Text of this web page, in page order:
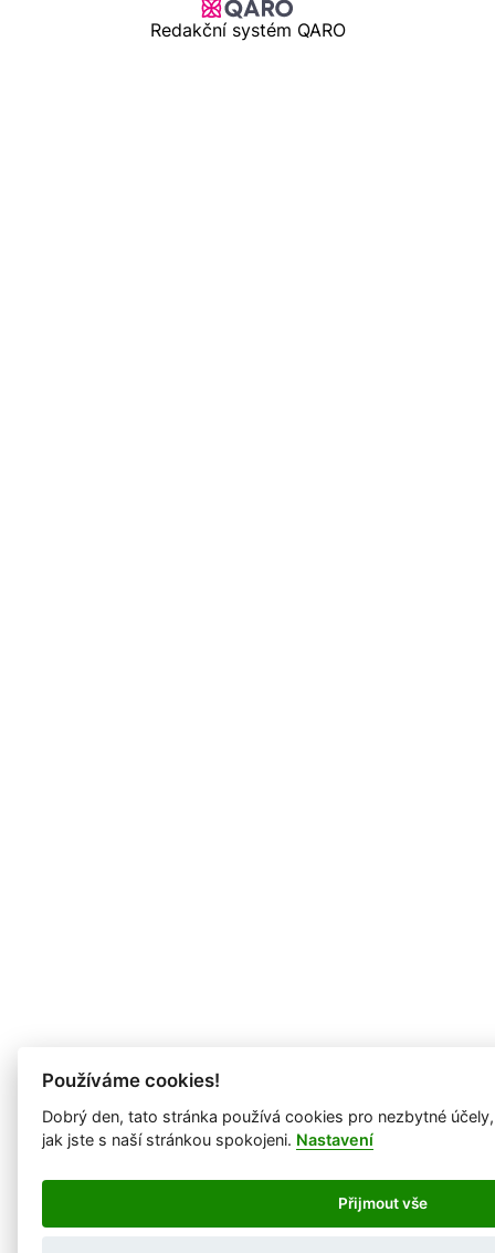
Redakční systém QARO
Používáme cookies!
Dobrý den, tato stránka používá cookies pro nezbytné
jak jste s naší stránkou spokojeni. Nastavení
Přijmout vše